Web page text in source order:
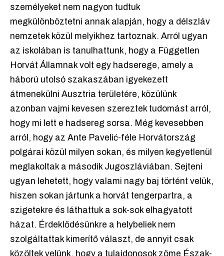
személyeket nem nagyon tudtuk
megkülönböztetni annak alapján, hogy a délszláv
nemzetek közül melyikhez tartoznak. Arról ugyan
az iskolában is tanulhattunk, hogy a Független
Horvát Államnak volt egy hadserege, amely a
háború utolsó szakaszában igyekezett
átmenekülni Ausztria területére, közülünk
azonban vajmi kevesen szereztek tudomást arról,
hogy mi lett e hadsereg sorsa. Még kevesebben
arról, hogy az Ante Pavelić-féle Horvátország
polgárai közül milyen sokan, és milyen kegyetlenül
meglakoltak a második Jugoszláviában. Sejteni
ugyan lehetett, hogy valami nagy baj történt velük,
hiszen sokan jártunk a horvát tengerpartra, a
szigetekre és láthattuk a sok-sok elhagyatott
házat. Érdeklődésünkre a helybeliek nem
szolgáltattak kimerítő választ, de annyit csak
közöltek velünk, hogy a tulajdonosok zöme Észak-